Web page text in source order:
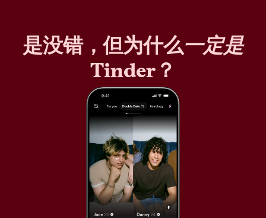
是没错，但为什么一定是
Tinder？